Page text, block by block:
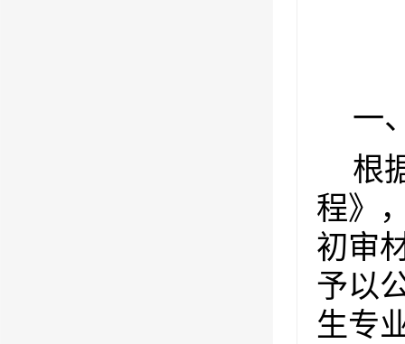
一
根
程》
初审
予以
生专